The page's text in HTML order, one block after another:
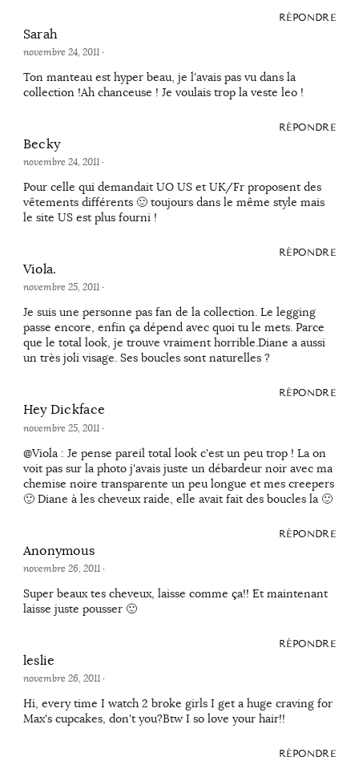
RÉPONDRE
Sarah
novembre 24, 2011·
Ton manteau est hyper beau, je l'avais pas vu dans la
collection !Ah chanceuse ! Je voulais trop la veste leo !
RÉPONDRE
Becky
novembre 24, 2011·
Pour celle qui demandait UO US et UK/Fr proposent des
vêtements différents 🙂 toujours dans le même style mais
le site US est plus fourni !
RÉPONDRE
Viola.
novembre 25, 2011·
Je suis une personne pas fan de la collection. Le legging
passe encore, enfin ça dépend avec quoi tu le mets. Parce
que le total look, je trouve vraiment horrible.Diane a aussi
un très joli visage. Ses boucles sont naturelles ?
RÉPONDRE
Hey Dickface
novembre 25, 2011·
@Viola : Je pense pareil total look c'est un peu trop ! La on
voit pas sur la photo j'avais juste un débardeur noir avec ma
chemise noire transparente un peu longue et mes creepers
🙂 Diane à les cheveux raide, elle avait fait des boucles la 🙂
RÉPONDRE
Anonymous
novembre 26, 2011·
Super beaux tes cheveux, laisse comme ça!! Et maintenant
laisse juste pousser 🙂
RÉPONDRE
leslie
novembre 26, 2011·
Hi, every time I watch 2 broke girls I get a huge craving for
Max's cupcakes, don't you?Btw I so love your hair!!
RÉPONDRE